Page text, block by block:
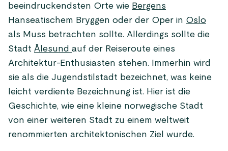
beeindruckendsten Orte wie Bergens
Hanseatischem Bryggen oder der Oper in Oslo
als Muss betrachten sollte. Allerdings sollte die
Stadt Ålesund auf der Reiseroute eines
Architektur-Enthusiasten stehen. Immerhin wird
sie als die Jugendstilstadt bezeichnet, was keine
leicht verdiente Bezeichnung ist. Hier ist die
Geschichte, wie eine kleine norwegische Stadt
von einer weiteren Stadt zu einem weltweit
renommierten architektonischen Ziel wurde.